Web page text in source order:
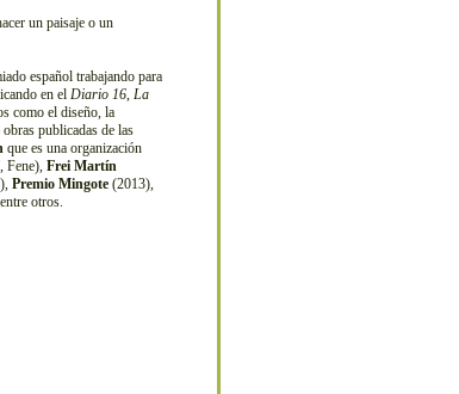
un paisaje o un
español trabajando para
en el Diario 16, La
como el diseño, la
publicadas de las
que es una organización
Fene), Frei Martín
Premio Mingote (2013),
otros.